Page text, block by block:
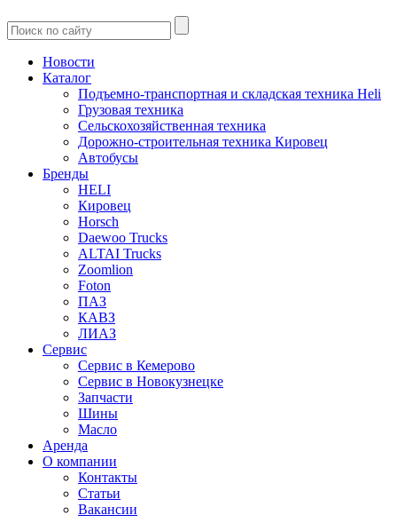
Новости
Каталог
Подъемно-транспортная и складская техника Heli
Грузовая техника
Сельскохозяйственная техника
Дорожно-строительная техника Кировец
Автобусы
Бренды
HELI
Кировец
Horsch
Daewoo Trucks
ALTAI Trucks
Zoomlion
Foton
ПАЗ
КАВЗ
ЛИАЗ
Сервис
Сервис в Кемерово
Сервис в Новокузнецке
Запчасти
Шины
Масло
Аренда
О компании
Контакты
Статьи
Вакансии